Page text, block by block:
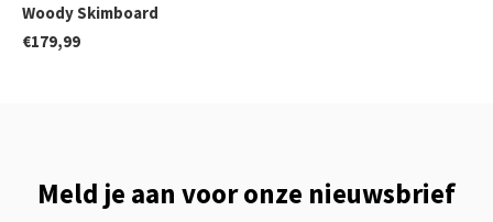
Woody Skimboard
€179,99
Meld je aan voor onze nieuwsbrief